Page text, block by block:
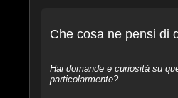
Che cosa ne pensi di
Hai domande e curiosità su
particolarmente?